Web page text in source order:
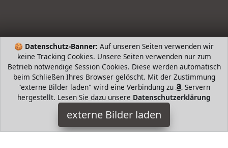
🍪 Datenschutz-Banner: Auf unseren Seiten verwenden wir
keine Tracking Cookies. Unsere Seiten verwenden nur zum
Betrieb notwendige Session Cookies. Diese werden automatisch
beim Schließen Ihres Browser gelöscht. Mit der Zustimmung
"externe Bilder laden" wird eine Verbindung zu
Servern
hergestellt. Lesen Sie dazu unsere Datenschutzerklärung
externe Bilder laden
Belli
Textilien SCHE Der Topseller von BELLI in vielen Farben aus